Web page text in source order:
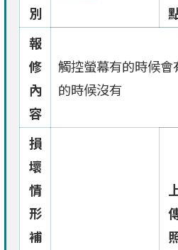
別
報
修
內
容
觸控螢幕有的時候
的時候沒有
損
壞
情
形
補